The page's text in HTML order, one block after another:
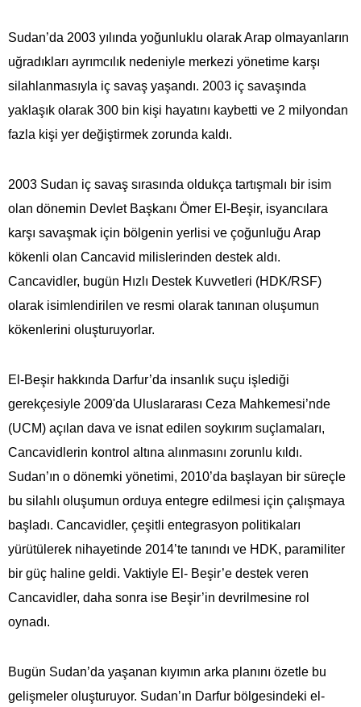
Sudan’da 2003 yılında yoğunluklu olarak Arap olmayanların
uğradıkları ayrımcılık nedeniyle merkezi yönetime karşı
silahlanmasıyla iç savaş yaşandı. 2003 iç savaşında
yaklaşık olarak 300 bin kişi hayatını kaybetti ve 2 milyondan
fazla kişi yer değiştirmek zorunda kaldı.
2003 Sudan iç savaş sırasında oldukça tartışmalı bir isim
olan dönemin Devlet Başkanı Ömer El-Beşir, isyancılara
karşı savaşmak için bölgenin yerlisi ve çoğunluğu Arap
kökenli olan Cancavid milislerinden destek aldı.
Cancavidler, bugün Hızlı Destek Kuvvetleri (HDK/RSF)
olarak isimlendirilen ve resmi olarak tanınan oluşumun
kökenlerini oluşturuyorlar.
El-Beşir hakkında Darfur’da insanlık suçu işlediği
gerekçesiyle 2009'da Uluslararası Ceza Mahkemesi’nde
(UCM) açılan dava ve isnat edilen soykırım suçlamaları,
Cancavidlerin kontrol altına alınmasını zorunlu kıldı.
Sudan’ın o dönemki yönetimi, 2010’da başlayan bir süreçle
bu silahlı oluşumun orduya entegre edilmesi için çalışmaya
başladı. Cancavidler, çeşitli entegrasyon politikaları
yürütülerek nihayetinde 2014’te tanındı ve HDK, paramiliter
bir güç haline geldi. Vaktiyle El- Beşir’e destek veren
Cancavidler, daha sonra ise Beşir’in devrilmesine rol
oynadı.
Bugün Sudan’da yaşanan kıyımın arka planını özetle bu
gelişmeler oluşturuyor. Sudan’ın Darfur bölgesindeki el-